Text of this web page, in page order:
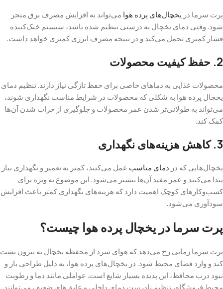
پرت سرما در یخچال‌های پرده هوا می‌تواند به افزایش مصرف برق منجر
شود. وقتی دمای یخچال به درستی تنظیم شده باشد، سیستم خنک‌کننده
فشار کمتری تحمل می‌کند و در نتیجه مصرف انرژی کمتری خواهد داشت.
2. حفظ کیفیت محصولات
محصولات غذایی به دماهای خاصی برای حفظ تازگی نیاز دارند. تنظیم دمای
یخچال پرده هوا به شکلی که محصولات در شرایط مناسب نگهداری شوند،
می‌تواند به طولانی‌تر شدن عمر محصولات و جلوگیری از خراب شدن آن‌ها
کمک کند.
3. کاهش هزینه‌های نگهداری
یخچال‌هایی که در دمای مناسب عمل می‌کنند، کمتر به تعمیر و نگهداری نیاز
پیدا می‌کنند و عمر مفید آن‌ها بیشتر می‌شود. این موضوع به ویژه برای
کسب‌وکارهای کوچک اهمیت دارد که هزینه‌های نگهداری کمتر باعث افزایش
سودآوری می‌شود.
پرت سرما در یخچال پرده هوا چیست؟
پرت سرما زمانی رخ می‌دهد که هوای سرد از محفظه یخچال به بیرون نشت
کند و وارد فضای محیط شود. در یخچال‌های پرده هوا، به دلیل طراحی باز و
نبود درب محافظ، این پدیده بسیار شایع است. عواملی مانند دما و رطوبت